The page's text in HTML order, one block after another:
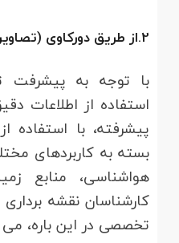
2.از طریق دورکاوی (تصاویر ماهواره ای)
با توجه به پیشرفت
استفاده از اطلاعات
پیشرفته، با استفاده
بسته به کاربردهای
هواشناسی، منابع
کارشناسان نقشه
تخصصی در این باره،